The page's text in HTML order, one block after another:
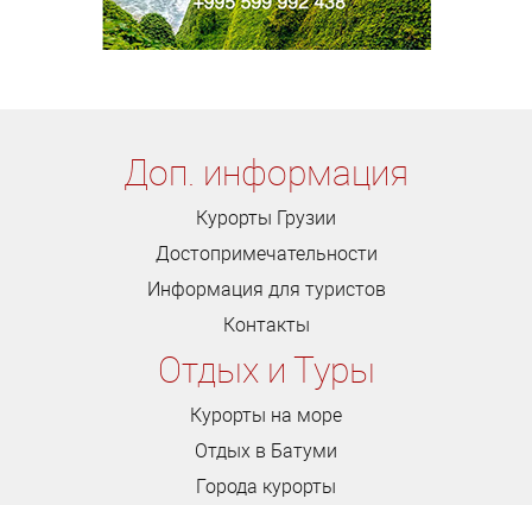
Доп. информация
Курорты Грузии
Достопримечательности
Информация для туристов
Контакты
Отдых и Туры
Курорты на море
Отдых в Батуми
Города курорты